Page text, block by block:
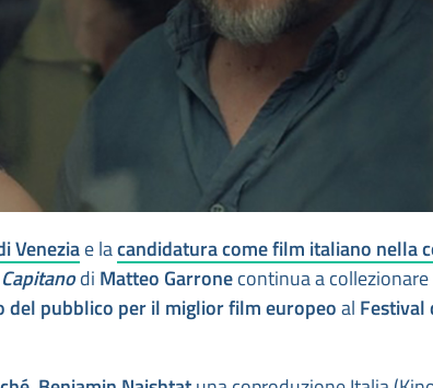
Veneziae lacandidatura come film italiano nella
di Matteo Garronecontinua a collezionare
del pubblico per il miglior film europeoal Festival